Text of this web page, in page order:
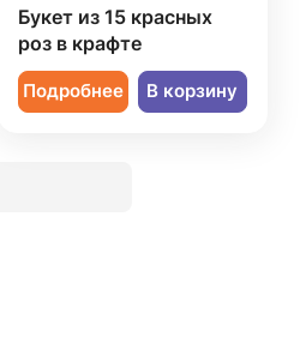
Букет из 15 красных
роз в крафте
Подробнее В корзину